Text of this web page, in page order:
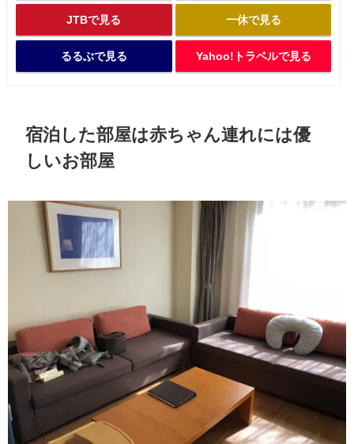
JTBで見る 一休で見る
るるぶで見る Yahoo!トラベルで見る
宿泊した部屋は赤ちゃん連れには優
しいお部屋